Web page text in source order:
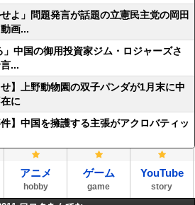
よ」問題発言が話題の立憲民主党の岡田
画...
」中国の御用投資家ジム・ロジャーズさ
...
】上野動物園の双子パンダが1月末に中
に
】中国を擁護する主張がアクロバティッ
アニメ
hobby
ゲーム
game
YouTube
story